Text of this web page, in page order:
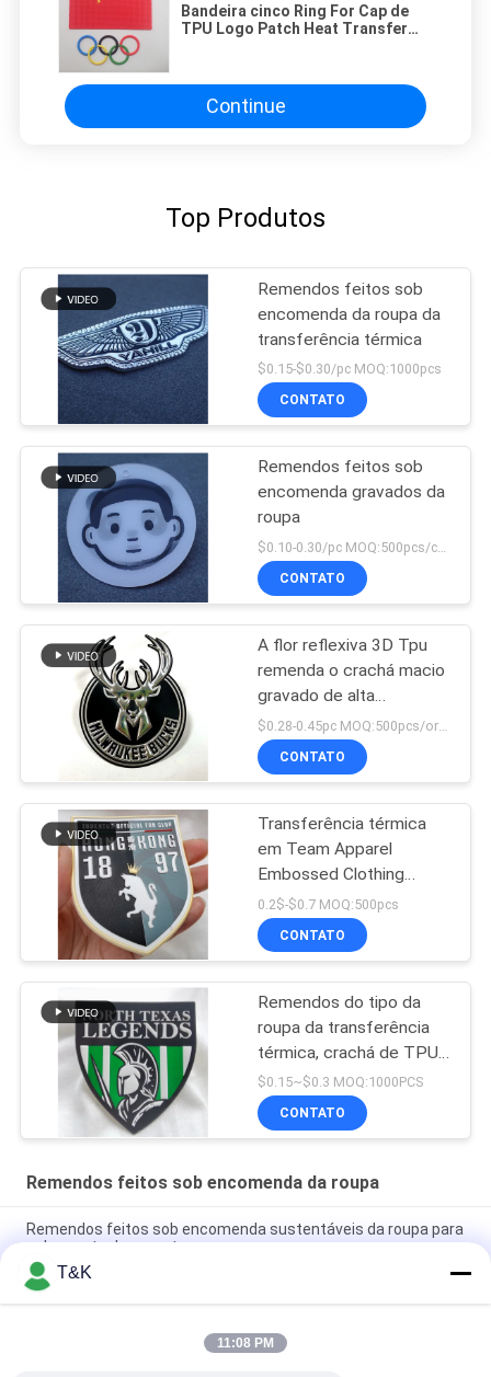
Bandeira cinco Ring For Cap de
TPU Logo Patch Heat Transfer
Continue
Top Produtos
Remendos feitos sob
encomenda da roupa da
transferência térmica
$0.15-$0.30/pc MOQ:1000pcs
CONTATO
Remendos feitos sob
encomenda gravados da
roupa
$0.10-0.30/pc MOQ:500pcs/color
CONTATO
A flor reflexiva 3D Tpu
remenda o crachá macio
gravado de alta
frequência do Applique
CONTATO
Transferência térmica
em Team Apparel
Embossed Clothing
Labels, crachá de Tpu do
vestuário
0.2$-$0.7 MOQ:500pcs
CONTATO
Remendos do tipo da
roupa da transferência
térmica, crachá de TPU
para Team Apparel
$0.15~$0.3 MOQ:1000PCS
CONTATO
Remendos feitos sob encomenda da roupa
Remendos feitos sob encomenda sustentáveis da roupa para
o desgaste do esporte
imprimindo o remendo Logo For Famous Brand principal da
transferência térmica TPU do logotipo
A injeção durável 3D imprimiu remendos feitos sob
T&K
11:08 PM